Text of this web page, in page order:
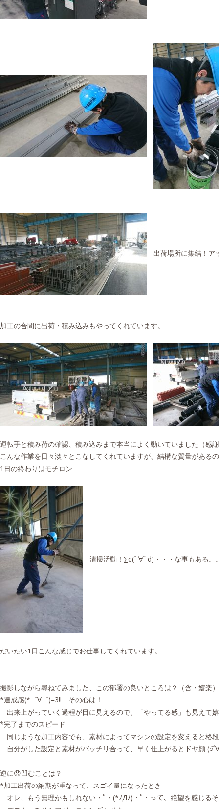
出荷場所に集結！ア
加工の合間に出荷・積み込みもやってくれています。
運転手と積み荷の確認、積み込みまで本当によく動いていました（感
こんな作業を日々淡々とこなしてくれていますが、結構な質量がある
1日の終わりはモチロン
清掃活動！∑d(ﾟ∀ﾟd)・・・な事もある。
だいたい1日こんな感じでお仕事してくれています。
撮影しながら尋ねてみました、この部署の良いところは？（含・嬉楽）
*達成感(*゜∀゜)=3!! その心は！
出来上がっていく過程が目に見えるので、「やってる感」も見えて
*完了までのスピード
同じような加工内容でも、素材によってマシンの設定を変えると格
自分がした設定と素材がバッチリ合って、早く仕上がるとドヤ顔 (○´ิ
逆に😞凹むことは？
*加工出荷の納期が重なって、スゴイ量になったとき
オレ、もう無理かもしれない・ﾟ・(*ﾉДﾉ)・ﾟ・って、絶望を感じる